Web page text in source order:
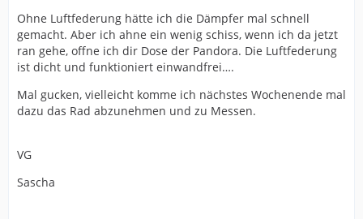
Ohne Luftfederung hätte ich die Dämpfer mal schnell
gemacht. Aber ich ahne ein wenig schiss, wenn ich da jetzt
ran gehe, offne ich dir Dose der Pandora. Die Luftfederung
ist dicht und funktioniert einwandfrei….
Mal gucken, vielleicht komme ich nächstes Wochenende mal
dazu das Rad abzunehmen und zu Messen.
VG
Sascha